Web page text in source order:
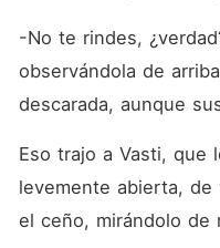
-No te rindes,
observándola de
descarada, aunque
Eso trajo a Vasti, que
levemente abierta, de
el ceño, mirándolo de